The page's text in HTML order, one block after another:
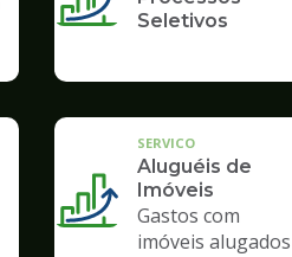
Seletivos
SERVICO
Aluguéis de
Imóveis
Gastos com
imóveis alugados